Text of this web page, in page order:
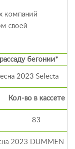
компаний
своей
бегонии*
2023 Selecta
Кол-во в кассете
83
2023 DUMMEN